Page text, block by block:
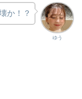
ゆう
か！？